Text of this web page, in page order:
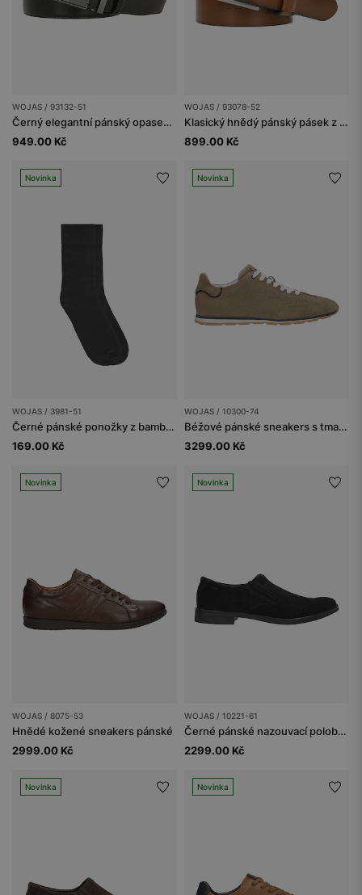
WOJAS / 93132-51
Černý elegantní pánský opasek s plnou přezkou
949.00 Kč
WOJAS / 93078-52
Klasický hnědý pánský pásek z hladké kůže
899.00 Kč
Novinka
WOJAS / 3981-51
Černé pánské ponožky z bambusového vlákna
169.00 Kč
Novinka
WOJAS / 10300-74
Béžové pánské sneakers s tmavě modrými vsadkami
3299.00 Kč
Novinka
WOJAS / 8075-53
Hnědé kožené sneakers pánské
2999.00 Kč
Novinka
WOJAS / 10221-61
Černé pánské nazouvací polobotky ze štípenky
2299.00 Kč
Novinka Novinka